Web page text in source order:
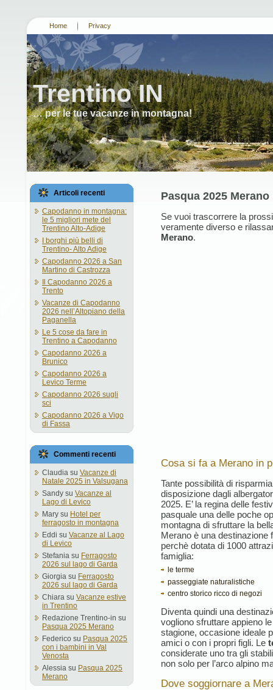
Home Privacy
Trentino IN
… per le tue vacanze in montagna!
Articoli recenti
Capodanno in montagna:
le 5 migliori mete del
Trentino Alto-Adige
I borghi più belli di
Trentino- Alto Adige
Capodanno 2026 a San
Martino di Castrozza
Il Capodanno 2026 a
Trento
Vacanze di Capodanno
2026 nell’Altopiano della
Paganella
Le 5 cose da fare in
Trentino a Capodanno
Capodanno 2026 a
Brunico
Capodanno 2026 a
Levico Terme
Capodanno 2026 sugli
sci
Capodanno 2026 a Vigo
di Fassa
Commenti recenti
Claudia su Vacanze di
Natale 2025 in Valsugana
Sandy su Vacanze al
Lago di Levico
Mary su Hotel per
ferragosto in montagna
Eddi su Vacanze al Lago
di Levico
Stefania su Ferragosto
2026 sul lago di Garda
Giorgia su Ferragosto
2026 sul lago di Garda
Chiara su Vacanze estive
in Trentino
Redazione Trentino-in su
Pasqua 2025 Merano
Federico su Pasqua 2025
con i bambini in Val
Venosta
Alessia su Pasqua 2025
Merano
Pasqua 2025 Merano
Se vuoi trascorrere la
veramente diverso e
Merano.
Cosa si fa a Merano in
Tante possibilità di
disposizione dagli
2025. E’ la regina delle
pasquale una delle poche
montagna di sfruttare la
Merano è una destinazione
perchè dotata di 1000
famiglia:
le terme
passeggiate naturalistiche
centro storico ricco di negozi
Diventa quindi una
vogliono sfruttare appieno
stagione, occasione ideale
amici o con i propri figli. Le
considerate uno tra gli
non solo per l’arco alpino
Dove soggiornare a